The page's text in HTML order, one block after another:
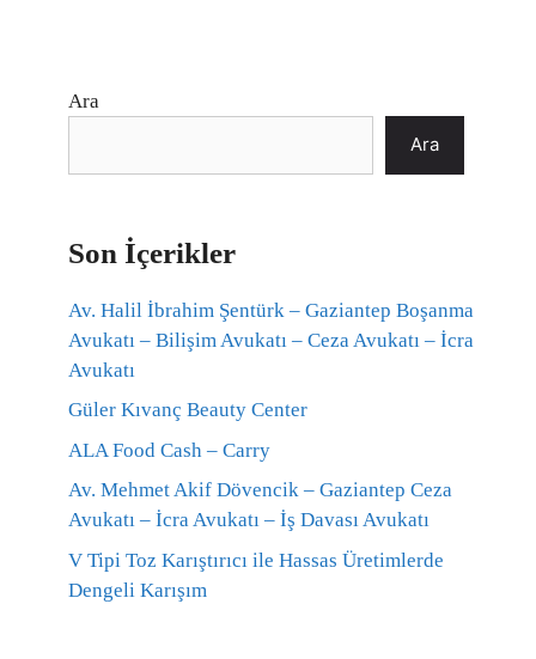
Ara
Ara
Son İçerikler
Av. Halil İbrahim Şentürk – Gaziantep Boşanma
Avukatı – Bilişim Avukatı – Ceza Avukatı – İcra
Avukatı
Güler Kıvanç Beauty Center
ALA Food Cash – Carry
Av. Mehmet Akif Dövencik – Gaziantep Ceza
Avukatı – İcra Avukatı – İş Davası Avukatı
V Tipi Toz Karıştırıcı ile Hassas Üretimlerde
Dengeli Karışım